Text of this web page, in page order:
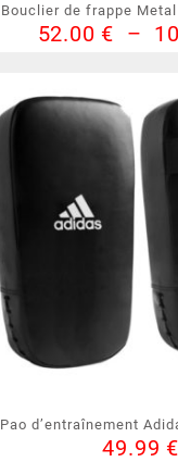
Bouclier de frappe
52.00 € –
Pao d’entraînement
49.99 €